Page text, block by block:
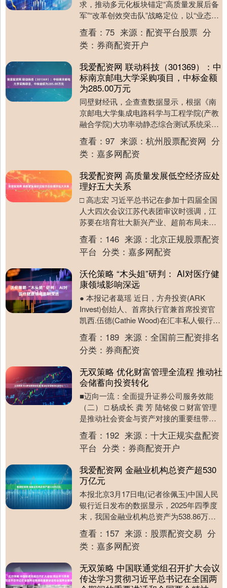
求，推动多元化板块锚定“高质量发展后备
军”“改革创效突击队”战略定位，以“业态培
育抓延链”为主线，坚持“一企一策”“一业
一....
查看： 75 来源： 配资平台股票 分
类： 券商配资开户
我爱配资网 联动科技（301369）：中
标南京邮电大学采购项目，中标金额
为285.00万元
同壁财经讯，企查查数据显示，根据《南
京邮电大学集成电路科学与工程学院(产教
融合学院)大功率动静态综合测试系统采购
中标公告》，佛山市联动科技股份有限公
司于2026....
查看： 97 来源： 杭州股票配资网 分
类： 嘉多网配资
我爱配资网 高质量发展低空经济应处
理好五大关系
□ 高志宏 习近平总书记在参加十四届全国
人大四次会议江苏代表团审议时强调，江
苏要在培育壮大新兴产业、超前布局未来
产业上开创新局面。当前，低空经济作为
新质生产力的....
查看： 146 来源： 北京正规股票配资
平台 分类： 嘉多网配资
沃伦策略 “木头姐”研判： AI对医疗健
康领域影响深远
● 本报记者葛瑶 近日，方舟投资(ARK
Invest)创始人、首席执行官兼首席投资官
凯西.伍德(Cathie Wood)在汇丰私人银行系
列访谈中，就人工智能发....
查看： 189 来源： 全国前三配资排名
分类： 券商配资
无双策略 优化财富管理全流程 推动社
会储蓄向投资转化
■迈向一流：全面提升证券公司服务效能
（二） □ 杨成长 龚 芳 陆铭俊 □ 财富管理
是推动社会资金与资产对接的重要纽带，
其发展不仅影响居民财产性收入水平，更
是提....
查看： 192 来源： 十大正规实盘配资
平台 分类： 券商配资开户
我爱配资网 金融业机构总资产超530
万亿元
本报北京3月17日电(记者徐佩玉)中国人民
银行近日发布的数据显示，2025年四季度
末，我国金融业机构总资产为538.86万亿
元，同比增长8.7%。 其中，银行业....
查看： 157 来源： 股票配资交易 分
类： 嘉多网配资
无双策略 中国联通党组召开扩大会议
传达学习贯彻习近平总书记在全国两